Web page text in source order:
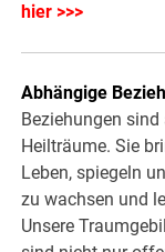
hier >>>
Abhängige
Beziehungen
Heilträume. Sie
Leben, spiegeln
zu wachsen und
Unsere